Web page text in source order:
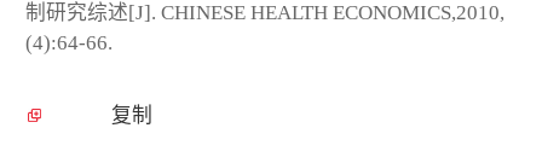
制研究综述[J]. CHINESE HEALTH ECONOMICS,2010,
(4):64-66.
复制